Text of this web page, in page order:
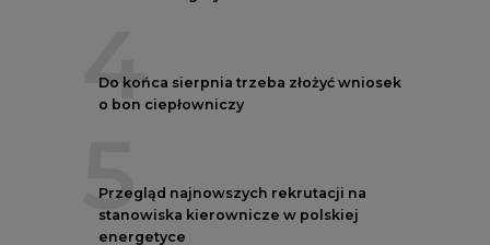
4
Do końca sierpnia trzeba złożyć wniosek
o bon ciepłowniczy
5
Przegląd najnowszych rekrutacji na
stanowiska kierownicze w polskiej
energetyce